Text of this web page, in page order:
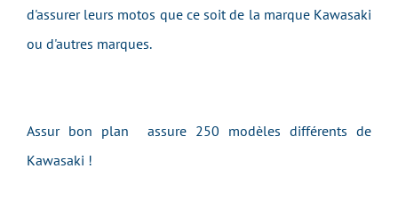
d'assurer leurs motos que ce soit de la marque Kawasaki
ou d'autres marques.
Assur bon plan assure 250 modèles différents de
Kawasaki !